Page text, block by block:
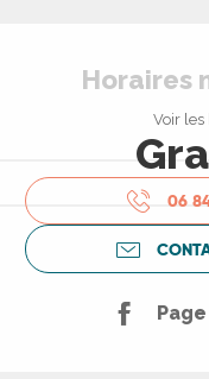
Horaires
Voir les
06